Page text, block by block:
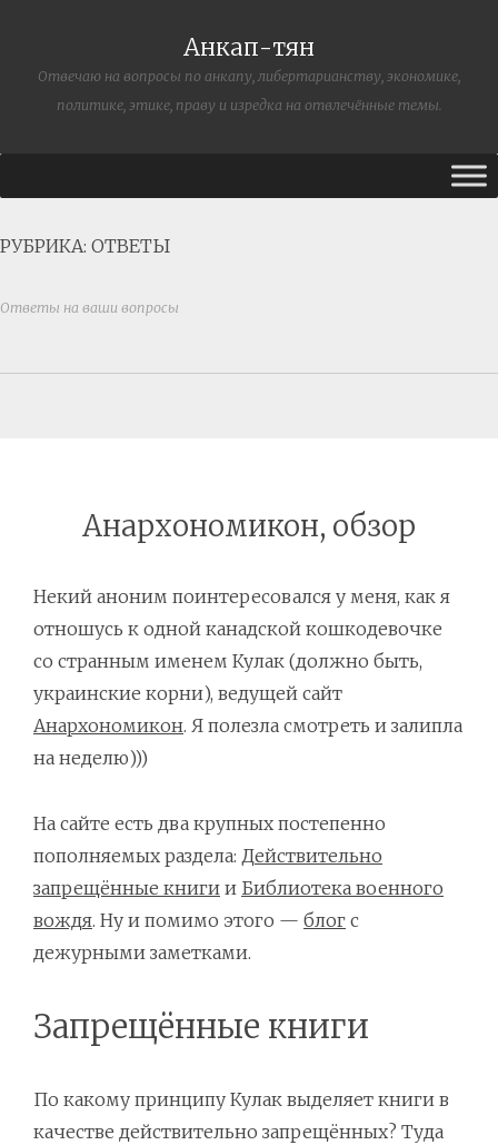
Анкап-тян
Отвечаю на вопросы по анкапу, либертарианству, экономике,
политике, этике, праву и изредка на отвлечённые темы.
РУБРИКА: ОТВЕТЫ
Ответы на ваши вопросы
Анархономикон, обзор
Некий аноним поинтересовался у меня, как я
отношусь к одной канадской кошкодевочке
со странным именем Кулак (должно быть,
украинские корни), ведущей сайт
Анархономикон. Я полезла смотреть и залипла
на неделю)))
На сайте есть два крупных постепенно
пополняемых раздела: Действительно
запрещённые книги и Библиотека военного
вождя. Ну и помимо этого — блог с
дежурными заметками.
Запрещённые книги
По какому принципу Кулак выделяет книги в
качестве действительно запрещённых? Туда